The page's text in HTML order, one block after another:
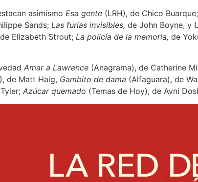
asimismo Esa gente (LRH), de Chico Buarque;
Sands; Las furias invisibles, de John Boyne, y
Elizabeth Strout; La policía de la memoria, de
Amar a Lawrence (Anagrama), de Catherine
de Matt Haig, Gambito de dama (Alfaguara), de
Azúcar quemado (Temas de Hoy), de Avni